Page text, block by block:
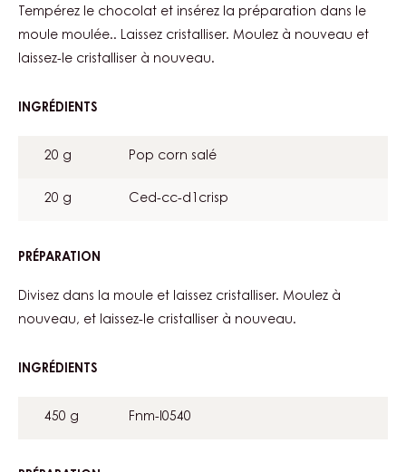
DIGGER
Tempérez le chocolat et insérez la préparation dans le
moule moulée.. Laissez cristalliser. Moulez à nouveau et
laissez-le cristalliser à nouveau.
INGRÉDIENTS
20 g
Pop corn salé
20 g Ced-cc-d1crisp
PRÉPARATION
DIGGER
Divisez dans la moule et laissez cristalliser. Moulez à
nouveau, et laissez-le cristalliser à nouveau.
INGRÉDIENTS
450 g
Fnm-l0540